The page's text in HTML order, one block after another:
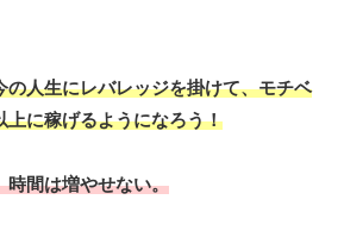
の人生にレバレッジを掛けて、モチベ
上に稼げるようになろう！
時間は増やせない。